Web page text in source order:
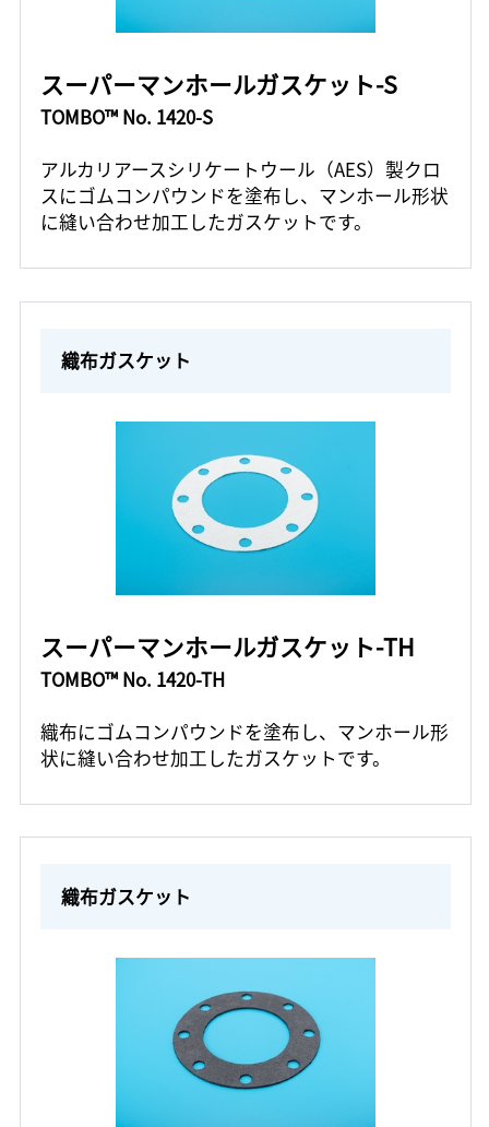
スーパーマンホールガスケット-S
TOMBO™ No. 1420-S
アルカリアースシリケートウール（AES）製クロ
スにゴムコンパウンドを塗布し、マンホール形状
に縫い合わせ加工したガスケットです。
織布ガスケット
スーパーマンホールガスケット-TH
TOMBO™ No. 1420-TH
織布にゴムコンパウンドを塗布し、マンホール形
状に縫い合わせ加工したガスケットです。
織布ガスケット